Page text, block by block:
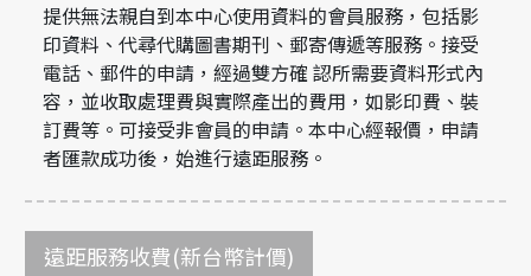
提供無法親自到本中心使用資料的會員服務，包括影
印資料、代尋代購圖書期刊、郵寄傳遞等服務。接受
電話、郵件的申請，經過雙方確 認所需要資料形式內
容，並收取處理費與實際產出的費用，如影印費、裝
訂費等。可接受非會員的申請。本中心經報價，申請
者匯款成功後，始進行遠距服務。
遠距服務收費(新台幣計價)